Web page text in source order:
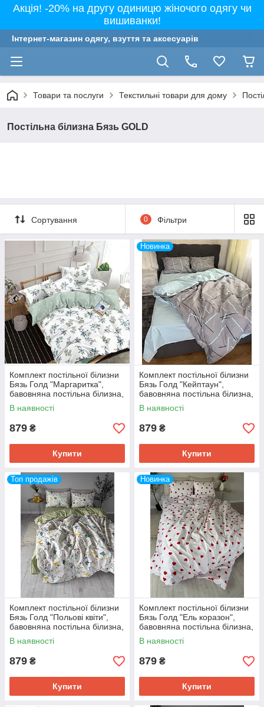
Акція! -20% на другу одиницю жіночого одягу чи
вишиванки!
Інтернет-магазин одягу, взуття та аксесуарів
Товари та послуги Текстильні товари для дому
Постільна білизна Бязь GOLD
Сортування 0 Фільтри
Комплект постільної білизни
Бязь Голд "Маргаритка",
бавовняна постільна білизна,
всі розміри
В наявності
879 ₴
Купити
Новинка
Комплект постільної білизни
Бязь Голд "Кейптаун",
бавовняна постільна білизна,
всі розміри
В наявності
879 ₴
Купити
Топ продажів
Комплект постільної білизни
Бязь Голд "Польові квіти",
бавовняна постільна білизна,
всі розміри
В наявності
879 ₴
Купити
Новинка
Комплект постільної білизни
Бязь Голд "Ель коразон",
бавовняна постільна білизна,
всі розміри
В наявності
879 ₴
Купити